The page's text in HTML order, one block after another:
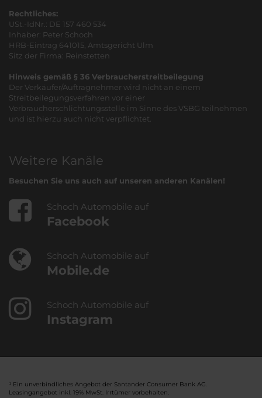
Rechtliches:
USt.-IdNr.: DE 157 460 534
Inhaber: Peter Schoch
HRB-Eintrag 641015, Amtsgericht Ulm
Sitz der Firma: Reinstetten
Hinweis gemäß § 36 Verbraucherstreitbeilegung
Der Verkäufer/Auftragnehmer wird nicht an einem
Streitbeilegungsverfahren vor einer
Verbraucherschlichtungsstelle im Sinne des VSBG teilnehmen
und ist hierzu auch nicht verpflichtet.
Weitere Kanäle
Besuchen Sie uns auch auf unseren anderen Kanälen!
Schoch Automobile auf
Facebook
Schoch Automobile auf
Mobile.de
Schoch Automobile auf
Instagram
¹ Ein unverbindliches Angebot der Santander Consumer Bank AG.
Leasingangebot inkl. 19% MwSt. Irrtümer vorbehalten.